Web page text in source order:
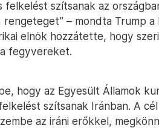
szítsanak az
– mondta Trump a
elnök hozzátette, hogy
fegyvereket.
hogy az Egyesült Államok
szítsanak Iránban. A
az iráni erőkkel,